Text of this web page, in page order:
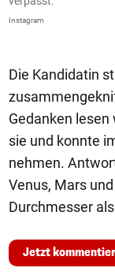
Instagram
Die Kandidatin
Gedanken
sie und konnte
nehmen.
Venus, Mars
Durchmesser
Jetzt